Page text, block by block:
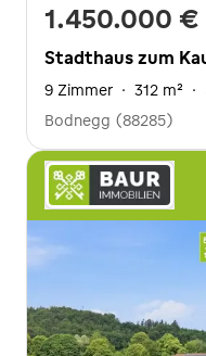
1.450.000 €
Stadthaus zum
9 Zimmer · 312 m² ·
Bodnegg (88285)